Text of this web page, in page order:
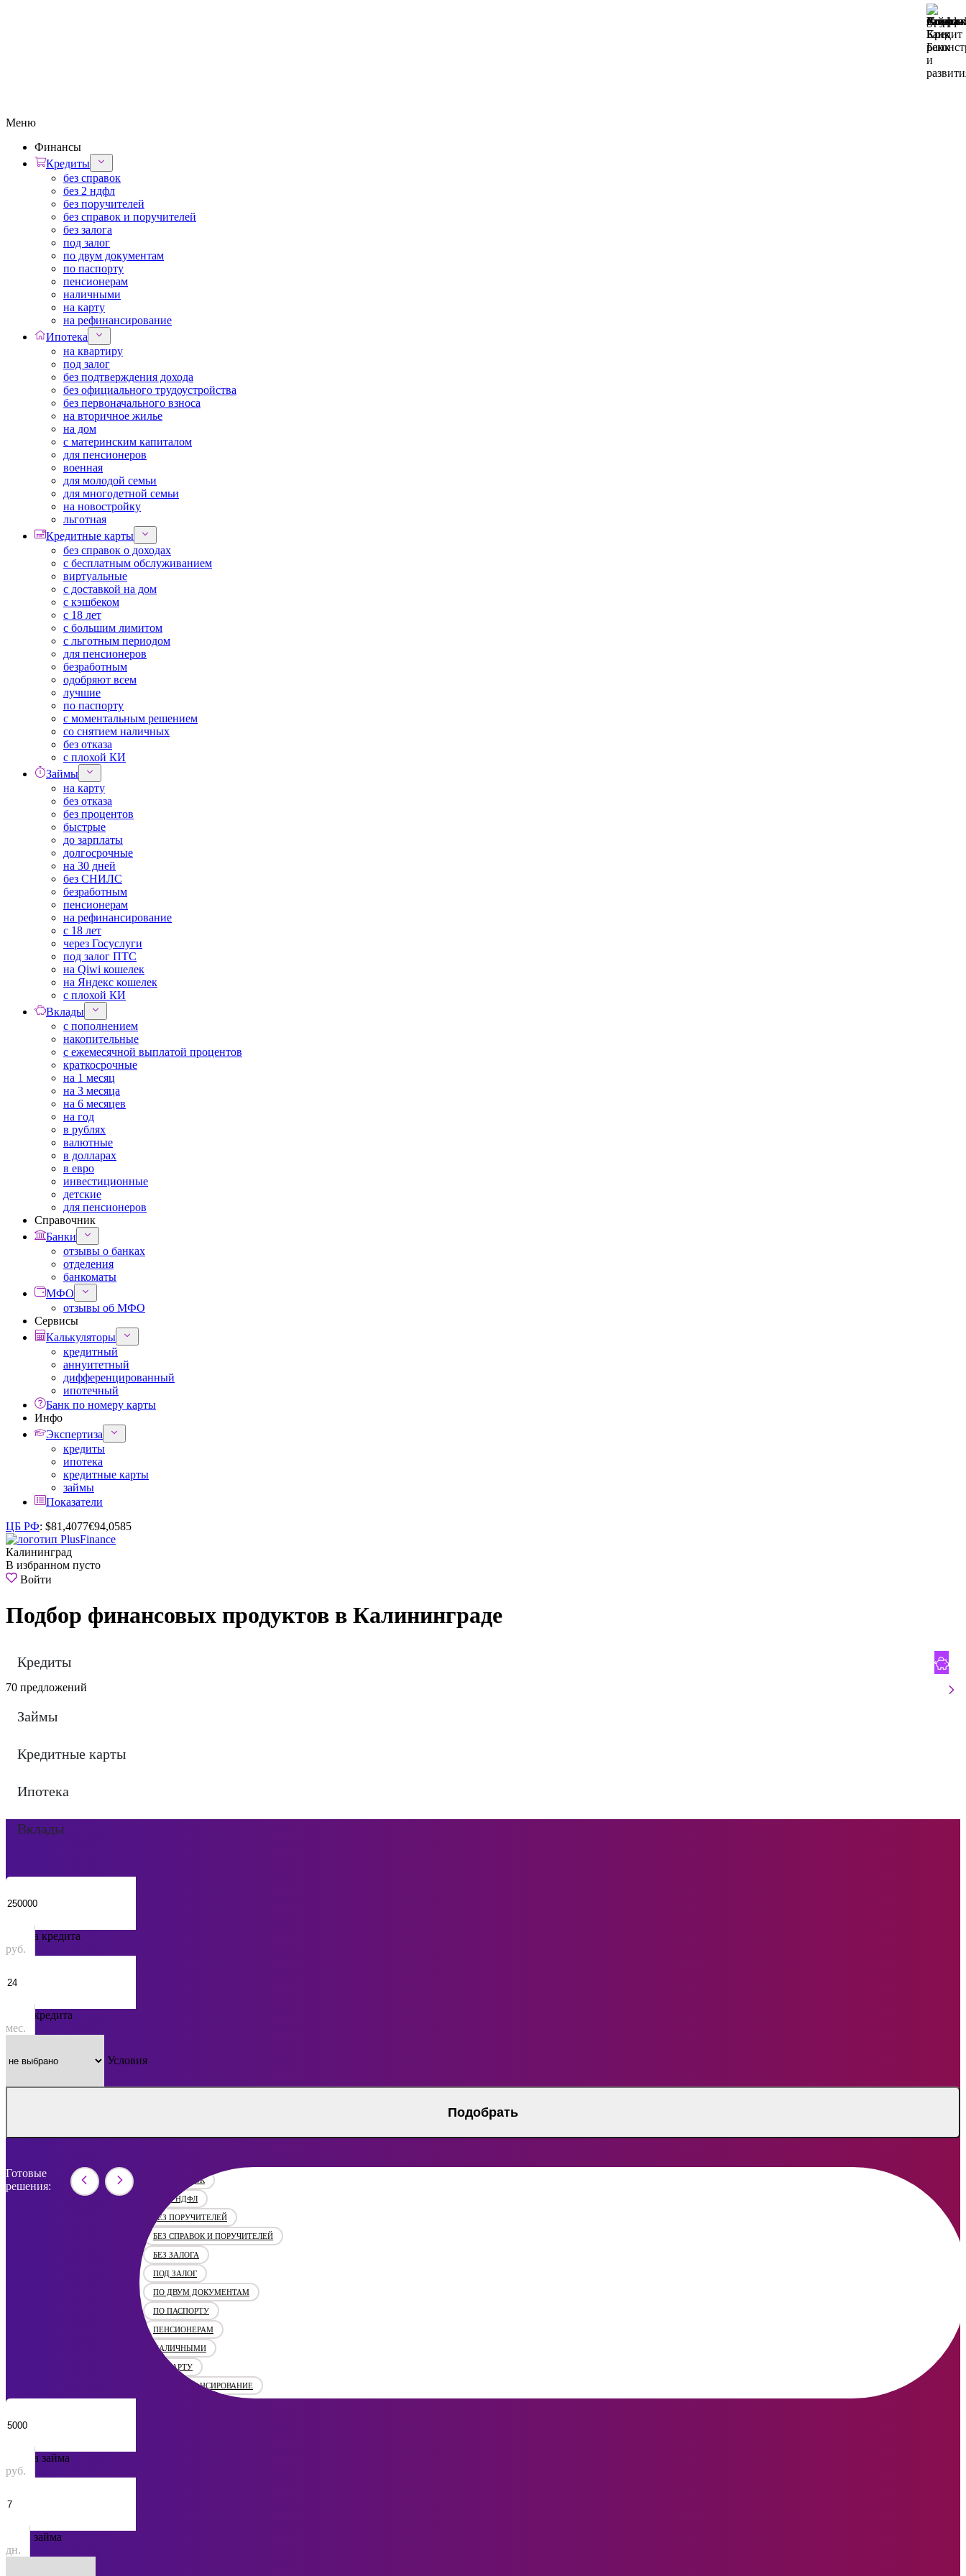
Меню
Финансы
Кредиты
без справок
без 2 ндфл
без поручителей
без справок и поручителей
без залога
под залог
по двум документам
по паспорту
пенсионерам
наличными
на карту
на рефинансирование
Ипотека
на квартиру
под залог
без подтверждения дохода
без официального трудоустройства
без первоначального взноса
на вторичное жилье
на дом
с материнским капиталом
для пенсионеров
военная
для молодой семьи
для многодетной семьи
на новостройку
льготная
Кредитные карты
без справок о доходах
с бесплатным обслуживанием
виртуальные
с доставкой на дом
с кэшбеком
с 18 лет
с большим лимитом
с льготным периодом
для пенсионеров
безработным
одобряют всем
лучшие
по паспорту
с моментальным решением
со снятием наличных
без отказа
с плохой КИ
Займы
на карту
без отказа
без процентов
быстрые
до зарплаты
долгосрочные
на 30 дней
без СНИЛС
безработным
пенсионерам
на рефинансирование
с 18 лет
через Госуслуги
под залог ПТС
на Qiwi кошелек
на Яндекс кошелек
с плохой КИ
Вклады
с пополнением
накопительные
с ежемесячной выплатой процентов
краткосрочные
на 1 месяц
на 3 месяца
на 6 месяцев
на год
в рублях
валютные
в долларах
в евро
инвестиционные
детские
для пенсионеров
Справочник
Банки
отзывы о банках
отделения
банкоматы
МФО
отзывы об МФО
Сервисы
Калькуляторы
кредитный
аннуитетный
дифференцированный
ипотечный
Банк по номеру карты
Инфо
Экспертиза
кредиты
ипотека
кредитные карты
займы
Показатели
ЦБ РФ: $81,4077€94,0585
Калининград
В избранном пусто
Войти
Подбор финансовых продуктов в Калининграде
Кредиты
70 предложений
Займы
Кредитные карты
Ипотека
Вклады
Сумма кредита
руб.
Срок кредита
мес.
Условия
Подобрать
Готовые
решения:
БЕЗ СПРАВОК
БЕЗ 2 НДФЛ
БЕЗ ПОРУЧИТЕЛЕЙ
БЕЗ СПРАВОК И ПОРУЧИТЕЛЕЙ
БЕЗ ЗАЛОГА
ПОД ЗАЛОГ
ПО ДВУМ ДОКУМЕНТАМ
ПО ПАСПОРТУ
ПЕНСИОНЕРАМ
НАЛИЧНЫМИ
НА КАРТУ
НА РЕФИНАНСИРОВАНИЕ
Сумма займа
руб.
Срок займа
дн.